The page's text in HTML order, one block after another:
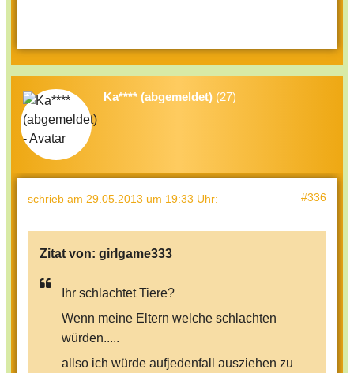
Ka**** (abgemeldet) (27)
schrieb am 29.05.2013 um 19:33 Uhr: #336
Zitat von: girlgame333
Ihr schlachtet Tiere?
Wenn meine Eltern welche schlachten
würden.....
allso ich würde aufjedenfall ausziehen zu